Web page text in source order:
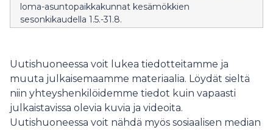
loma-asuntopaikkakunnat kesämökkien
sesonkikaudella 1.5.-31.8.
Uutishuoneessa voit lukea tiedotteitamme ja
muuta julkaisemaamme materiaalia. Löydät sieltä
niin yhteyshenkilöidemme tiedot kuin vapaasti
julkaistavissa olevia kuvia ja videoita.
Uutishuoneessa voit nähdä myös sosiaalisen median